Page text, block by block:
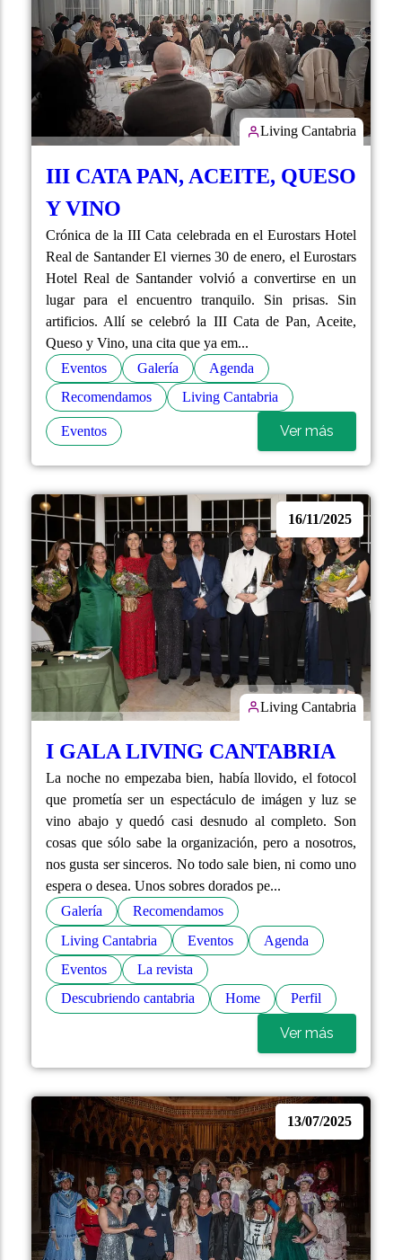
Living Cantabria
III CATA PAN, ACEITE, QUESO
Y VINO
Crónica de la III Cata celebrada en el Eurostars Hotel
Real de Santander El viernes 30 de enero, el Eurostars
Hotel Real de Santander volvió a convertirse en un
lugar para el encuentro tranquilo. Sin prisas. Sin
artificios. Allí se celebró la III Cata de Pan, Aceite,
Queso y Vino, una cita que ya em...
Eventos
Galería
Agenda
Recomendamos
Living Cantabria
Eventos Ver más
16/11/2025
Living Cantabria
I GALA LIVING CANTABRIA
La noche no empezaba bien, había llovido, el fotocol
que prometía ser un espectáculo de imágen y luz se
vino abajo y quedó casi desnudo al completo. Son
cosas que sólo sabe la organización, pero a nosotros,
nos gusta ser sinceros. No todo sale bien, ni como uno
espera o desea. Unos sobres dorados pe...
Galería
Recomendamos
Living Cantabria
Eventos
Agenda
Eventos
La revista
Descubriendo cantabria
Home Perfil
Ver más
13/07/2025